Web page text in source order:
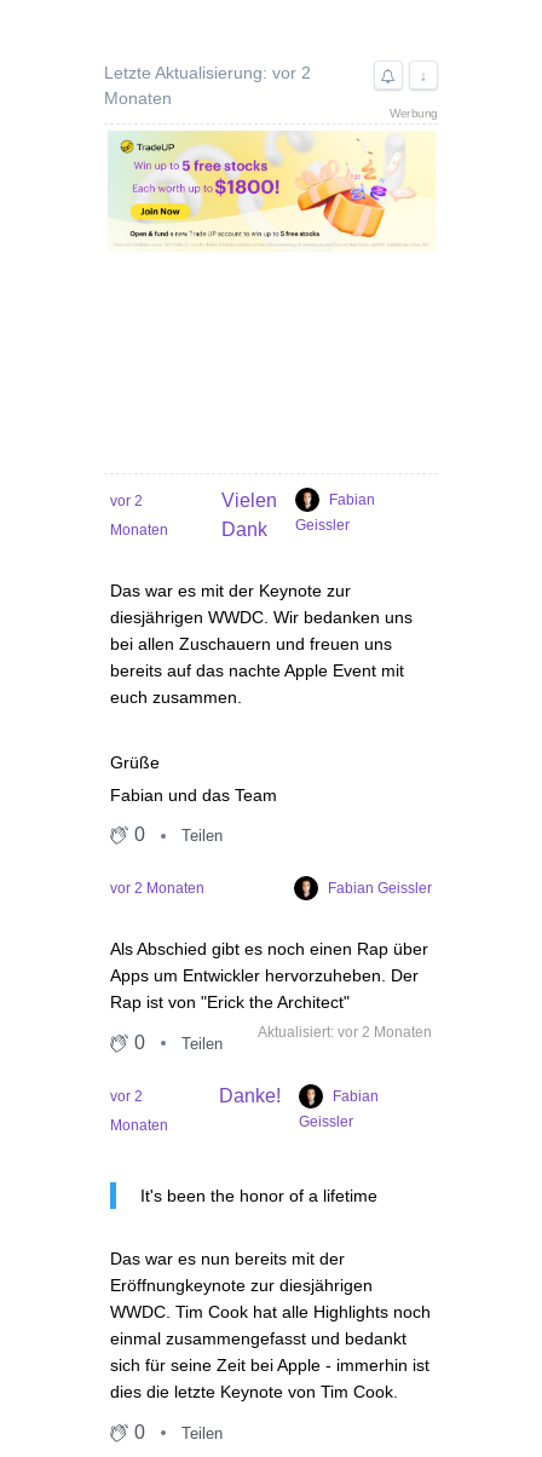
Letzte Aktualisierung: vor 2
Monaten
↓
Werbung
vor 2
Monaten
Vielen
Dank
Fabian
Geissler
Das war es mit der Keynote zur
diesjährigen WWDC. Wir bedanken uns
bei allen Zuschauern und freuen uns
bereits auf das nachte Apple Event mit
euch zusammen.
Grüße
Fabian und das Team
0 Teilen
vor 2 Monaten Fabian Geissler
Als Abschied gibt es noch einen Rap über
Apps um Entwickler hervorzuheben. Der
Rap ist von "Erick the Architect"
Aktualisiert: vor 2 Monaten
0 Teilen
vor 2
Monaten
Danke!
Fabian
Geissler
It's been the honor of a lifetime
Das war es nun bereits mit der
Eröffnungkeynote zur diesjährigen
WWDC. Tim Cook hat alle Highlights noch
einmal zusammengefasst und bedankt
sich für seine Zeit bei Apple - immerhin ist
dies die letzte Keynote von Tim Cook.
0 Teilen